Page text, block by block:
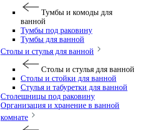
Тумбы и комоды для
ванной
Тумбы под раковину
Тумбы для ванной
Столы и стулья для ванной
Столы и стулья для ванной
Столы и стойки для ванной
Стулья и табуретки для ванной
Столешницы под раковину
Организация и хранение в ванной
комнате